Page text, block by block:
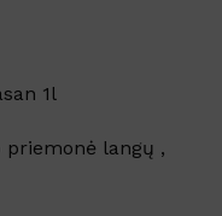
1l
priemonė langų ,